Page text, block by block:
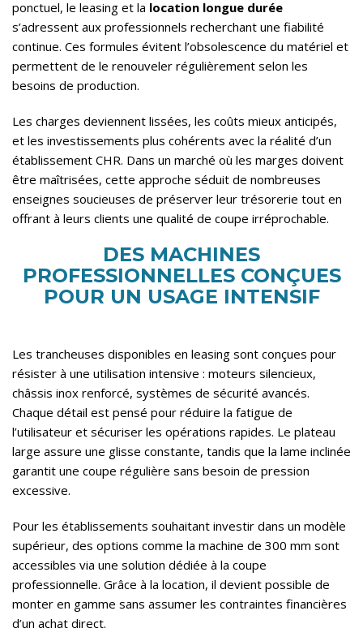
ponctuel, le leasing et la location longue durée
s’adressent aux professionnels recherchant une fiabilité
continue. Ces formules évitent l’obsolescence du matériel et
permettent de le renouveler régulièrement selon les
besoins de production.
Les charges deviennent lissées, les coûts mieux anticipés,
et les investissements plus cohérents avec la réalité d’un
établissement CHR. Dans un marché où les marges doivent
être maîtrisées, cette approche séduit de nombreuses
enseignes soucieuses de préserver leur trésorerie tout en
offrant à leurs clients une qualité de coupe irréprochable.
DES MACHINES
PROFESSIONNELLES CONÇUES
POUR UN USAGE INTENSIF
Les trancheuses disponibles en leasing sont conçues pour
résister à une utilisation intensive : moteurs silencieux,
châssis inox renforcé, systèmes de sécurité avancés.
Chaque détail est pensé pour réduire la fatigue de
l’utilisateur et sécuriser les opérations rapides. Le plateau
large assure une glisse constante, tandis que la lame inclinée
garantit une coupe régulière sans besoin de pression
excessive.
Pour les établissements souhaitant investir dans un modèle
supérieur, des options comme la machine de 300 mm sont
accessibles via une solution dédiée à la coupe
professionnelle. Grâce à la location, il devient possible de
monter en gamme sans assumer les contraintes financières
d’un achat direct.